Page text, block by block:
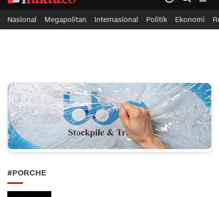
ifakta.co
#pastibenar
Nasional Megapolitan Internasional Politik Ekonomi
#PORCHE